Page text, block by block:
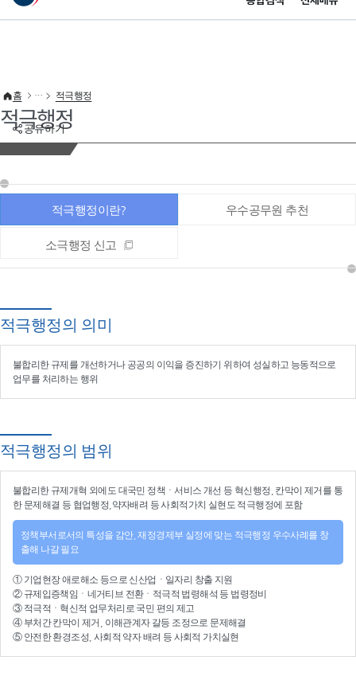
이 누리집은 대한민국 공식 전자정부 누리집입니다.
공유하기
홈 적극행정
적극행정
적극행정이란? 우수공무원 추천
소극행정 신고
적극행정의 의미
불합리한 규제를 개선하거나 공공의 이익을 증진하기 위하여 성실하고 능동적으로
업무를 처리하는 행위
적극행정의 범위
불합리한 규제개혁 외에도 대국민 정책ㆍ서비스 개선 등 혁신행정 , 칸막이 제거를 통
한 문제해결 등 협업행정 ,약자배려 등사회적가치 실현 도 적극행정에 포함
정책부서로서의 특성을 감안, 재정경제부 실정에 맞는 적극행정 우수사례를 창
출해 나갈 필요
① 기업현장 애로해소 등으로 신산업 ㆍ 일자리 창출 지원
② 규제입증책임 ㆍ 네거티브 전환ㆍ적극적 법령해석 등 법령정비
③ 적극적 ㆍ 혁신적 업무처리 로 국민 편의 제고
④ 부처간 칸막이 제거, 이해관계자 갈등 조정으로 문제해결
⑤ 안전한 환경조성, 사회적 약자 배려 등 사회적 가치실현